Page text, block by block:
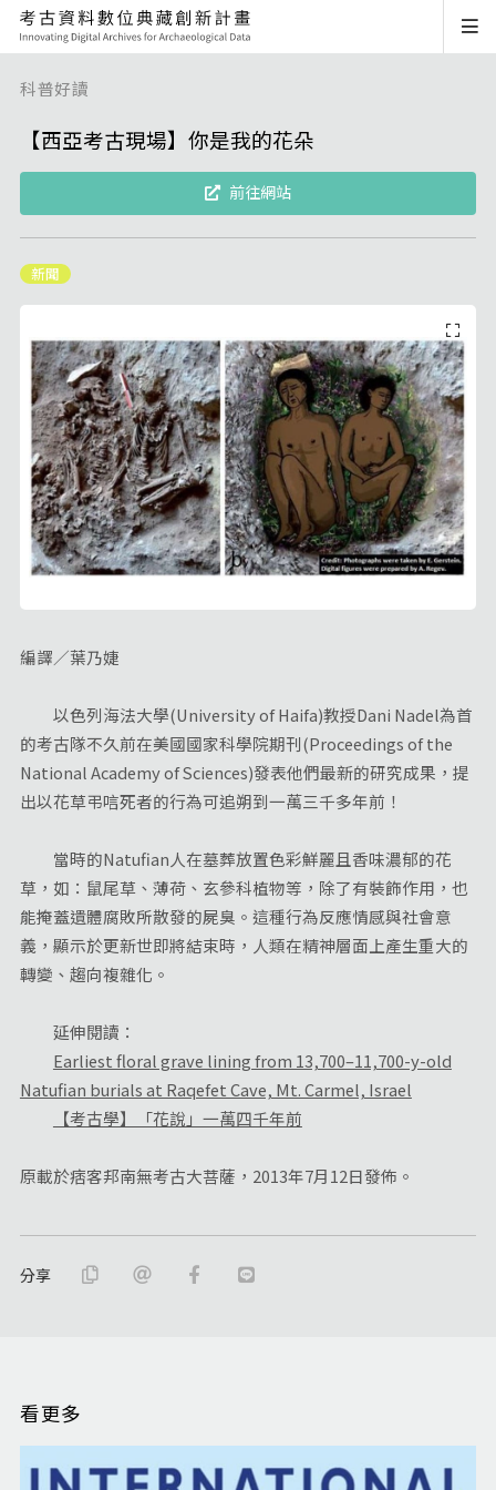
科普好讀
【西亞考古現場】你是我的花朵
前往網站
新聞
編譯／葉乃婕
以色列海法大學(University of Haifa)教授Dani Nadel為首
的考古隊不久前在美國國家科學院期刊(Proceedings of the
National Academy of Sciences)發表他們最新的研究成果，提
出以花草弔唁死者的行為可追朔到一萬三千多年前！
當時的Natufian人在墓葬放置色彩鮮麗且香味濃郁的花
草，如：鼠尾草、薄荷、玄參科植物等，除了有裝飾作用，也
能掩蓋遺體腐敗所散發的屍臭。這種行為反應情感與社會意
義，顯示於更新世即將結束時，人類在精神層面上產生重大的
轉變、趨向複雜化。
延伸閱讀：
Earliest floral grave lining from 13,700–11,700-y-old
Natufian burials at Raqefet Cave, Mt. Carmel, Israel
【考古學】「花說」一萬四千年前
原載於痞客邦南無考古大菩薩，2013年7月12日發佈。
分享
看更多